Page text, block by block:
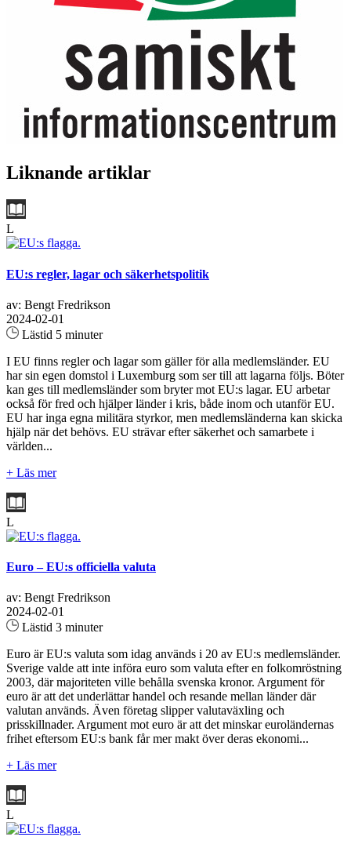
Liknande artiklar
L
EU:s regler, lagar och säkerhetspolitik
av: Bengt Fredrikson
2024-02-01
Lästid 5 minuter
I EU finns regler och lagar som gäller för alla medlemsländer. EU
har sin egen domstol i Luxemburg som ser till att lagarna följs. Böter
kan ges till medlemsländer som bryter mot EU:s lagar. EU arbetar
också för fred och hjälper länder i kris, både inom och utanför EU.
EU har inga egna militära styrkor, men medlemsländerna kan skicka
hjälp när det behövs. EU strävar efter säkerhet och samarbete i
världen...
+ Läs mer
L
Euro – EU:s officiella valuta
av: Bengt Fredrikson
2024-02-01
Lästid 3 minuter
Euro är EU:s valuta som idag används i 20 av EU:s medlemsländer.
Sverige valde att inte införa euro som valuta efter en folkomröstning
2003, där majoriteten ville behålla svenska kronor. Argument för
euro är att det underlättar handel och resande mellan länder där
valutan används. Även företag slipper valutaväxling och
prisskillnader. Argument mot euro är att det minskar euroländernas
frihet eftersom EU:s bank får mer makt över deras ekonomi...
+ Läs mer
L